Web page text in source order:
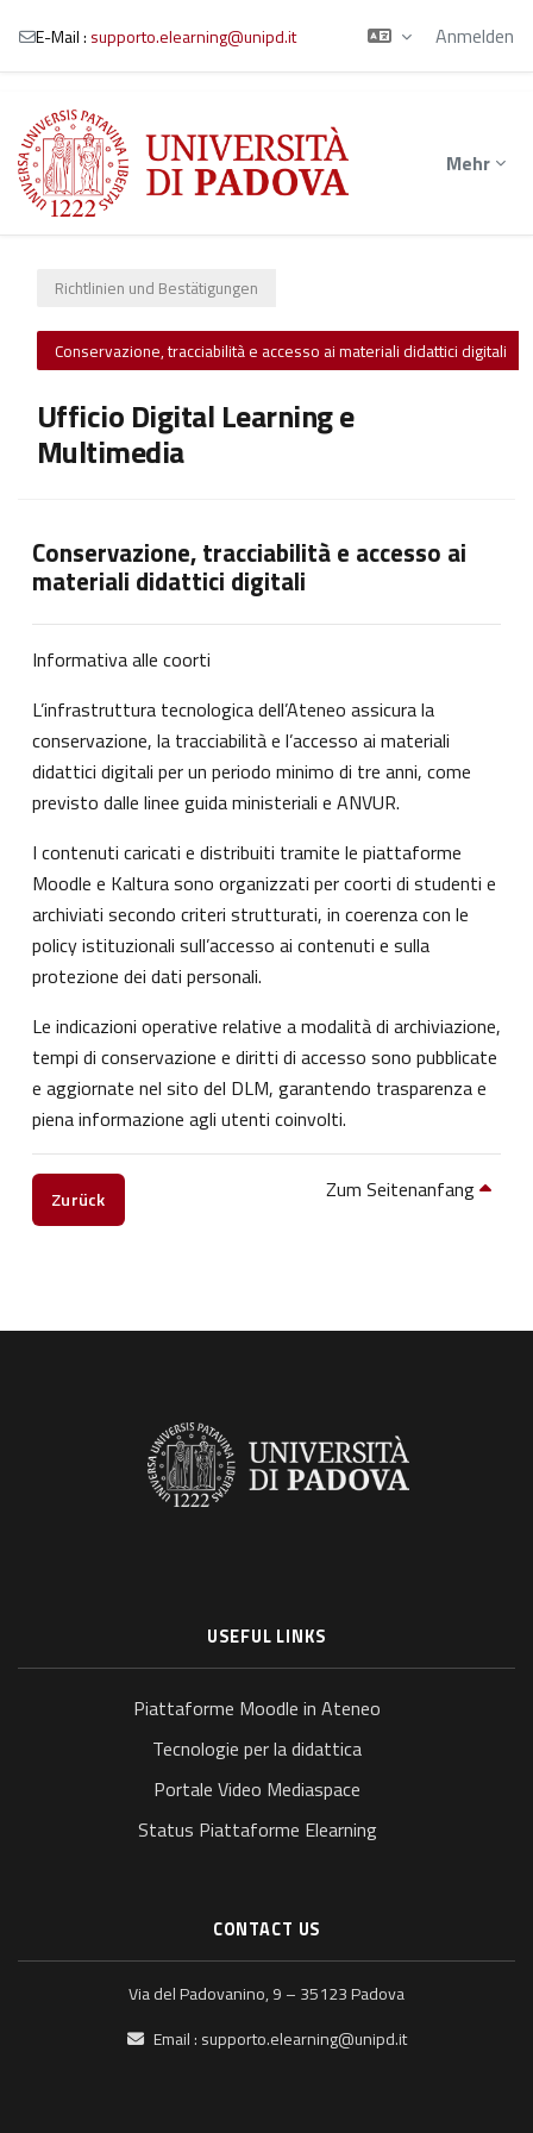
Zum Hauptinhalt
E-Mail : supporto.elearning@unipd.it Anmelden
Mehr
Richtlinien und Bestätigungen
Conservazione, tracciabilità e accesso ai materiali didattici digitali
Ufficio Digital Learning e
Multimedia
Conservazione, tracciabilità e accesso ai
materiali didattici digitali
Informativa alle coorti
L’infrastruttura tecnologica dell’Ateneo assicura la
conservazione, la tracciabilità e l’accesso ai materiali
didattici digitali per un periodo minimo di tre anni, come
previsto dalle linee guida ministeriali e ANVUR.
I contenuti caricati e distribuiti tramite le piattaforme
Moodle e Kaltura sono organizzati per coorti di studenti e
archiviati secondo criteri strutturati, in coerenza con le
policy istituzionali sull’accesso ai contenuti e sulla
protezione dei dati personali.
Le indicazioni operative relative a modalità di archiviazione,
tempi di conservazione e diritti di accesso sono pubblicate
e aggiornate nel sito del DLM, garantendo trasparenza e
piena informazione agli utenti coinvolti.
Zurück Zum Seitenanfang
USEFUL LINKS
Piattaforme Moodle in Ateneo
Tecnologie per la didattica
Portale Video Mediaspace
Status Piattaforme Elearning
CONTACT US
Via del Padovanino, 9 – 35123 Padova
Email : supporto.elearning@unipd.it